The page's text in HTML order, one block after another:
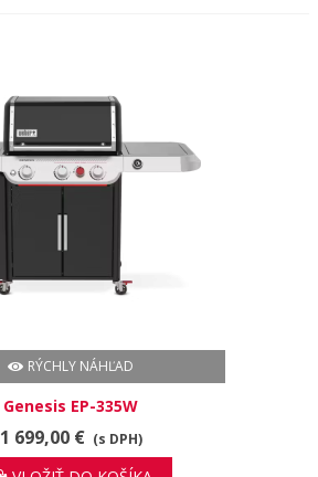
RÝCHLY NÁHĽAD
Genesis EP-335W
1 699,00 € (s DPH)